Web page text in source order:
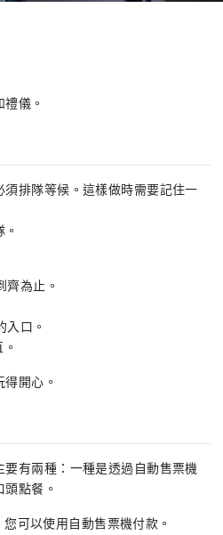
儀。
排隊等候。這樣做時需要記住一
齊為止。
口。
開心。
有兩種：一種是透過自動售票機
點餐。
可以使用自動售票機付款。